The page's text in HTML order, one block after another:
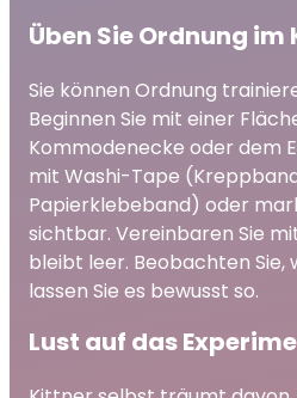
Üben Sie Ordnung im
Sie können Ordnung
Beginnen Sie mit einer
Kommodenecke oder dem
mit Washi-Tape
Papierklebeband) oder
sichtbar. Vereinbaren Sie
bleibt leer. Beobachten Sie,
lassen Sie es bewusst so.
Lust auf das